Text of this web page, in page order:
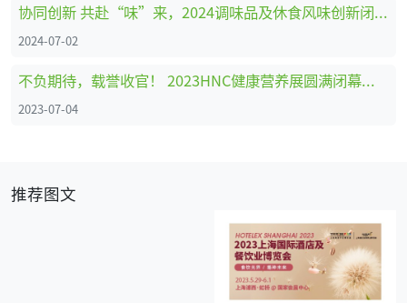
协同创新 共赴“味”来，2024调味品及休食风味创新闭门会西南站圆满举办！
2024-07-02
不负期待，载誉收官！ 2023HNC健康营养展圆满闭幕，下一站深圳见！
2023-07-04
推荐图文